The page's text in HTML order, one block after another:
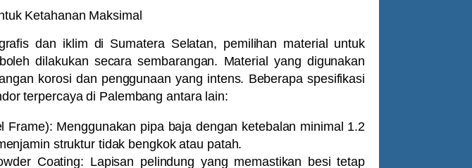
Ketahanan Maksimal
dan iklim di Sumatera Selatan, pemilihan material untuk
dilakukan secara sembarangan. Material yang digunakan
korosi dan penggunaan yang intens. Beberapa spesifikasi
terpercaya di Palembang antara lain:
Frame): Menggunakan pipa baja dengan ketebalan minimal 1.2
struktur tidak bengkok atau patah.
Coating: Lapisan pelindung yang memastikan besi tetap